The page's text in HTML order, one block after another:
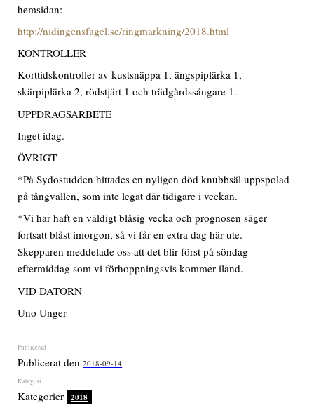
hemsidan:
http://nidingensfagel.se/ringmarkning/2018.html
KONTROLLER
Korttidskontroller av kustsnäppa 1, ängspiplärka 1,
skärpiplärka 2, rödstjärt 1 och trädgårdssångare 1.
UPPDRAGSARBETE
Inget idag.
ÖVRIGT
*På Sydostudden hittades en nyligen död knubbsäl uppspolad
på tångvallen, som inte legat där tidigare i veckan.
*Vi har haft en väldigt blåsig vecka och prognosen säger
fortsatt blåst imorgon, så vi får en extra dag här ute.
Skepparen meddelade oss att det blir först på söndag
eftermiddag som vi förhoppningsvis kommer iland.
VID DATORN
Uno Unger
Publicerat den2018-09-14
Kategorier 2018